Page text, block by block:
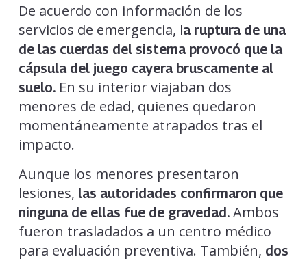
De acuerdo con información de los
servicios de emergencia, la ruptura de una
de las cuerdas del sistema provocó que la
cápsula del juego cayera bruscamente al
suelo.En su interior viajaban dos
menores de edad, quienes quedaron
momentáneamente atrapados tras el
impacto.
Aunque los menores presentaron
lesiones, las autoridades confirmaron que
ninguna de ellas fue de gravedad.Ambos
fueron trasladados a un centro médico
para evaluación preventiva. También, dos